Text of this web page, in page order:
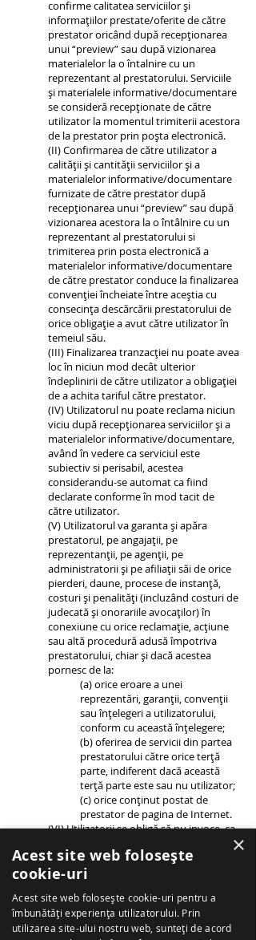
confirme calitatea serviciilor și
informațiilor prestate/oferite de către
prestator oricând după recepționarea
unui “preview” sau după vizionarea
materialelor la o întalnire cu un
reprezentant al prestatorului. Serviciile
și materialele informative/documentare
se consideră recepționate de către
utilizator la momentul trimiterii acestora
de la prestator prin poșta electronică.
(II) Confirmarea de către utilizator a
calității și cantității serviciilor și a
materialelor informative/documentare
furnizate de către prestator după
recepționarea unui “preview” sau după
vizionarea acestora la o întâlnire cu un
reprezentant al prestatorului si
trimiterea prin posta electronică a
materialelor informative/documentare
de către prestator conduce la finalizarea
convenției încheiate între aceștia cu
consecința descărcării prestatorului de
orice obligație a avut către utilizator în
temeiul său.
(III) Finalizarea tranzacției nu poate avea
loc în niciun mod decât ulterior
îndeplinirii de către utilizator a obligației
de a achita tariful către prestator.
(IV) Utilizatorul nu poate reclama niciun
viciu după recepționarea serviciilor și a
materialelor informative/documentare,
având în vedere ca serviciul este
subiectiv si perisabil, acestea
considerandu-se automat ca fiind
declarate conforme în mod tacit de
către utilizator.
(V) Utilizatorul va garanta și apăra
prestatorul, pe angajații, pe
reprezentanții, pe agenții, pe
administratorii și pe afiliații săi de orice
pierderi, daune, procese de instanță,
costuri și penalități (incluzând costuri de
judecată și onorariile avocaților) în
conexiune cu orice reclamație, acțiune
sau altă procedură adusă împotriva
prestatorului, chiar și dacă acestea
pornesc de la:
(a) orice eroare a unei
reprezentări, garanții, convenții
sau înțelegeri a utilizatorului,
conform cu această înțelegere;
(b) oferirea de servicii din partea
prestatorului către orice terță
parte, indiferent dacă această
terță parte este sau nu utilizator;
(c) orice conținut postat de
prestator de pagina de Internet.
(VI) Utilizatorii se obligă să nu invoce, ca
condițiilor sau a utilizării cu rea-credință
a serviciilor și informațiilor obținute de
orice alt concept similar.
(VII) Utilizatorul înțelege și se obligă să
nu publice sau să distribuie prin mass-
×
Acest site web folosește
cookie-uri
Acest site web folosește cookie-uri pentru a
îmbunătăți experiența utilizatorului. Prin
utilizarea site-ului nostru web, sunteți de acord